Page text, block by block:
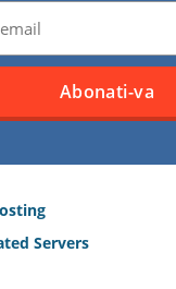
Servers